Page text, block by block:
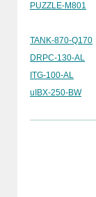
PUZZLE-M801
TANK-870-Q170
DRPC-130-AL
ITG-100-AL
uIBX-250-BW